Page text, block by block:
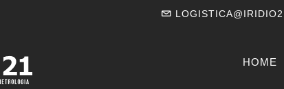
HOME